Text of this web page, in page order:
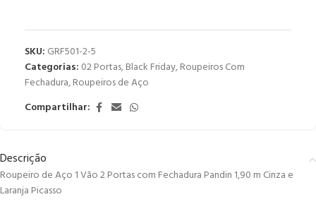
SKU: GRF501-2-5
Categorias: 02 Portas,Black Friday,Roupeiros Com
Fechadura,Roupeiros de Aço
Compartilhar:
Descrição
Roupeiro de Aço 1 Vão 2 Portas com Fechadura Pandin 1,90 m Cinza e
Laranja Picasso